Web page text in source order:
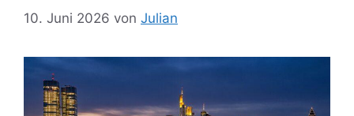
10. Juni 2026 von Julian